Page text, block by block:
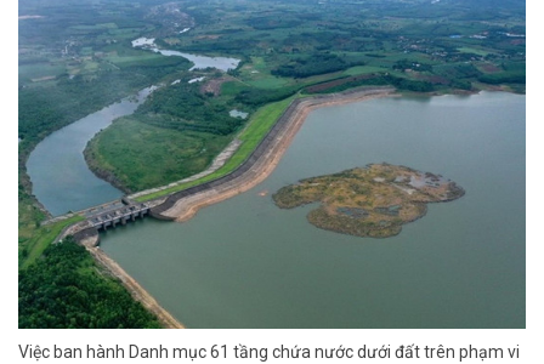
Việc ban hành Danh mục 61 tầng chứa nước dưới đất trên phạm vi